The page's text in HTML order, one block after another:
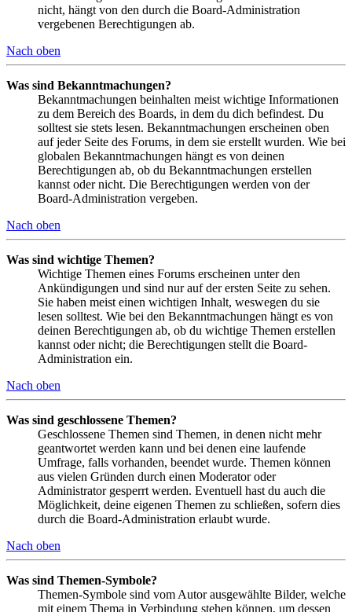
nicht, hängt von den durch die Board-Administration
vergebenen Berechtigungen ab.
Nach oben
Was sind Bekanntmachungen?
Bekanntmachungen beinhalten meist wichtige Informationen
zu dem Bereich des Boards, in dem du dich befindest. Du
solltest sie stets lesen. Bekanntmachungen erscheinen oben
auf jeder Seite des Forums, in dem sie erstellt wurden. Wie bei
globalen Bekanntmachungen hängt es von deinen
Berechtigungen ab, ob du Bekanntmachungen erstellen
kannst oder nicht. Die Berechtigungen werden von der
Board-Administration vergeben.
Nach oben
Was sind wichtige Themen?
Wichtige Themen eines Forums erscheinen unter den
Ankündigungen und sind nur auf der ersten Seite zu sehen.
Sie haben meist einen wichtigen Inhalt, weswegen du sie
lesen solltest. Wie bei den Bekanntmachungen hängt es von
deinen Berechtigungen ab, ob du wichtige Themen erstellen
kannst oder nicht; die Berechtigungen stellt die Board-
Administration ein.
Nach oben
Was sind geschlossene Themen?
Geschlossene Themen sind Themen, in denen nicht mehr
geantwortet werden kann und bei denen eine laufende
Umfrage, falls vorhanden, beendet wurde. Themen können
aus vielen Gründen durch einen Moderator oder
Administrator gesperrt werden. Eventuell hast du auch die
Möglichkeit, deine eigenen Themen zu schließen, sofern dies
durch die Board-Administration erlaubt wurde.
Nach oben
Was sind Themen-Symbole?
Themen-Symbole sind vom Autor ausgewählte Bilder, welche
mit einem Thema in Verbindung stehen können, um dessen